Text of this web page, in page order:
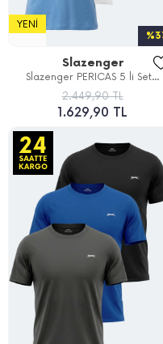
YENI
Slazenger
Slazenger PERICAS 5 li Set...
2.449,90 TL
1.629,90 TL